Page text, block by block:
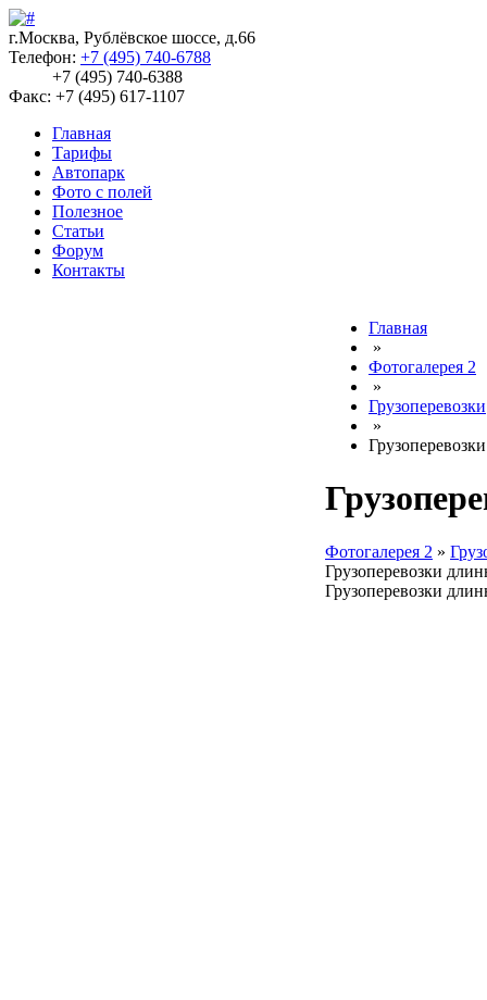
г.Москва, Рублёвское шоссе, д.66
Телефон: +7 (495) 740-6788
+7 (495) 740-6388
Факс: +7 (495) 617-1107
Главная
Тарифы
Автопарк
Фото с полей
Полезное
Статьи
Форум
Контакты
Главная
»
Фотогалерея 2
»
Грузоперевозки
»
Фотогалерея 2 »
Грузоперевозки
Грузоперевозки